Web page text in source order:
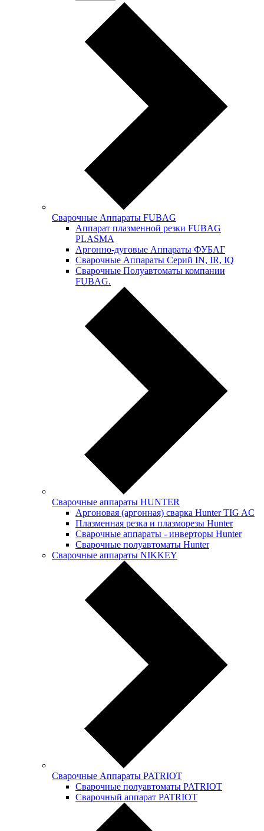
Сварочные Аппараты FUBAG
Аппарат плазменной резки FUBAG
PLASMA
Аргонно-дуговые Аппараты ФУБАГ
Сварочные Аппараты Серий IN, IR, IQ
Сварочные Полуавтоматы компании
FUBAG.
Сварочные аппараты HUNTER
Аргоновая (аргонная) сварка Hunter TIG AC
Плазменная резка и плазморезы Hunter
Сварочные аппараты - инверторы Hunter
Сварочные полуавтоматы Hunter
Сварочные аппараты NIKKEY
Сварочные Аппараты PATRIOT
Сварочные полуавтоматы PATRIOT
Сварочный аппарат PATRIOT